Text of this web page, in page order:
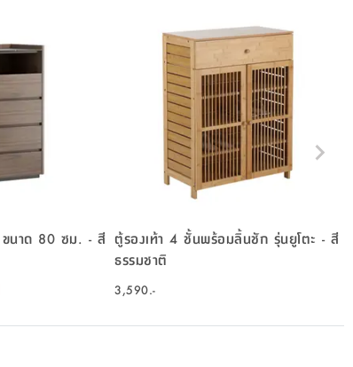
นาด 80 ซม. - สี ตู้รองเท้า 4 ชั้นพร้อมลิ้นชัก รุ่นยูโตะ - สี
ธรรมชาติ
3,590.-